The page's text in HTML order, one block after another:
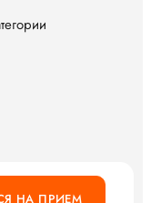
НА ПРИЕМ